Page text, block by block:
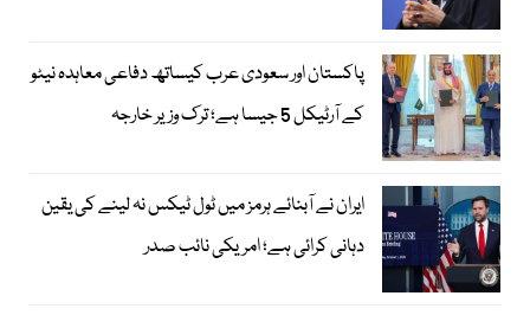
پاکستان اور سعودی عرب کیساتھ دفاعی معاہدہ نیٹو
کے آرٹیکل 5 جیسا ہے؛ ترک وزیر خارجہ
ایران نے آبنائے ہرمز میں ٹول ٹیکس نہ لینے کی یقین
دہانی کرائی ہے؛ امریکی نائب صدر